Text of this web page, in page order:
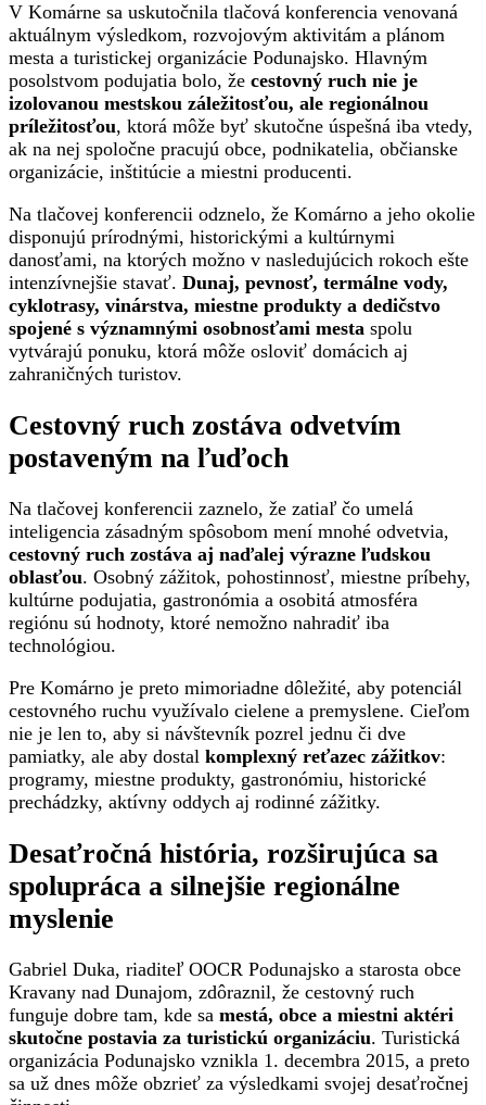
V Komárne sa uskutočnila tlačová konferencia venovaná
aktuálnym výsledkom, rozvojovým aktivitám a plánom
mesta a turistickej organizácie Podunajsko. Hlavným
posolstvom podujatia bolo, že cestovný ruch nie je
izolovanou mestskou záležitosťou, ale regionálnou
príležitosťou, ktorá môže byť skutočne úspešná iba vtedy,
ak na nej spoločne pracujú obce, podnikatelia, občianske
organizácie, inštitúcie a miestni producenti.
Na tlačovej konferencii odznelo, že Komárno a jeho okolie
disponujú prírodnými, historickými a kultúrnymi
danosťami, na ktorých možno v nasledujúcich rokoch ešte
intenzívnejšie stavať. Dunaj, pevnosť, termálne vody,
cyklotrasy, vinárstva, miestne produkty a dedičstvo
spojené s významnými osobnosťami mesta spolu
vytvárajú ponuku, ktorá môže osloviť domácich aj
zahraničných turistov.
Cestovný ruch zostáva odvetvím
postaveným na ľuďoch
Na tlačovej konferencii zaznelo, že zatiaľ čo umelá
inteligencia zásadným spôsobom mení mnohé odvetvia,
cestovný ruch zostáva aj naďalej výrazne ľudskou
oblasťou. Osobný zážitok, pohostinnosť, miestne príbehy,
kultúrne podujatia, gastronómia a osobitá atmosféra
regiónu sú hodnoty, ktoré nemožno nahradiť iba
technológiou.
Pre Komárno je preto mimoriadne dôležité, aby potenciál
cestovného ruchu využívalo cielene a premyslene. Cieľom
nie je len to, aby si návštevník pozrel jednu či dve
pamiatky, ale aby dostal komplexný reťazec zážitkov:
programy, miestne produkty, gastronómiu, historické
prechádzky, aktívny oddych aj rodinné zážitky.
Desaťročná história, rozširujúca sa
spolupráca a silnejšie regionálne
myslenie
Gabriel Duka, riaditeľ OOCR Podunajsko a starosta obce
Kravany nad Dunajom, zdôraznil, že cestovný ruch
funguje dobre tam, kde sa mestá, obce a miestni aktéri
skutočne postavia za turistickú organizáciu. Turistická
organizácia Podunajsko vznikla 1. decembra 2015, a preto
sa už dnes môže obzrieť za výsledkami svojej desaťročnej